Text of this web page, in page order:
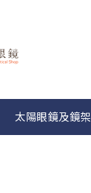
太陽眼鏡及鏡架